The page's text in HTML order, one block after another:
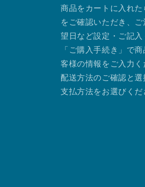
商品をカートに入れ
をご確認いただき、
望日など設定・ご記入
「ご購入手続き」で
客様の情報をご入力く
配送方法のご確認と
支払方法をお選びくだ